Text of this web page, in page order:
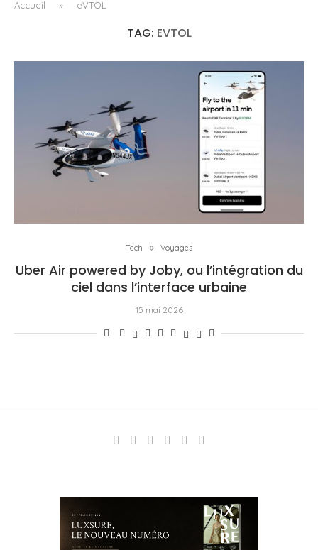
Accueil » eVTOL
TAG: EVTOL
Tech Voyages
Uber Air powered by Joby, ou l’intégration du
ciel dans l’interface urbaine
15 mai 2026